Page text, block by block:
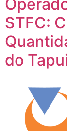
STFC:
do